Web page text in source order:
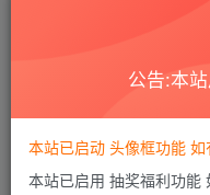
据悉，GM 在美国
安纳州的 Fort Wayne、
公告:本
本站已启动 头像框功能
本站已启用 抽奖福利功能